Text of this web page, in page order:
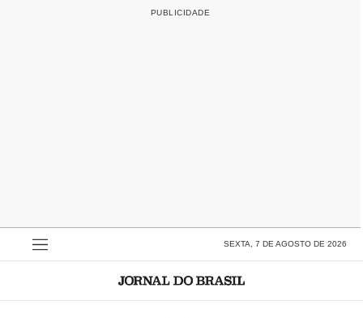
SEXTA, 7 DE AGOSTO DE 2026